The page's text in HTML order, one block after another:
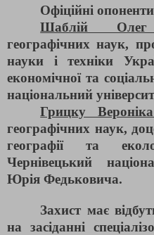
Офіційні
Шаблій Олег
географічних наук,
науки і техніки
економічної та
національний
Грицку
географічних наук,
географії та
Чернівецький
Юрія Федьковича.
Захист має
на засіданні